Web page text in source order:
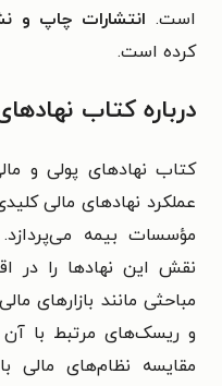
است. انتشارات چاپ و
کرده است.
درباره کتاب
کتاب نهادهای پولی و
عملکرد نهادهای مالی
مؤسسات بیمه
نقش این نهادها را در
مباحثی مانند بازارهای
و ریسک‌های مرتبط با
مقایسه نظام‌های مالی